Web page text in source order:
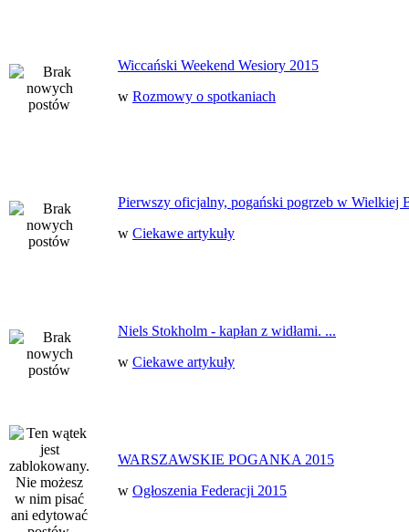
Wiccański Weekend Wesiory 2015
w Rozmowy o spotkaniach
Pierwszy oficjalny, pogański pogrzeb w Wielkiej
w Ciekawe artykuły
Niels Stokholm - kapłan z widłami. ...
w Ciekawe artykuły
WARSZAWSKIE POGANKA 2015
w Ogłoszenia Federacji 2015